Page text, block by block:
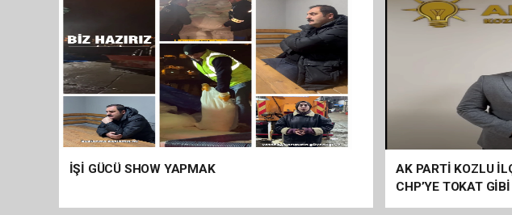
İŞİ GÜCÜ SHOW YAPMAK
AK PARTİ KOZLU
CHP’YE TOKAT